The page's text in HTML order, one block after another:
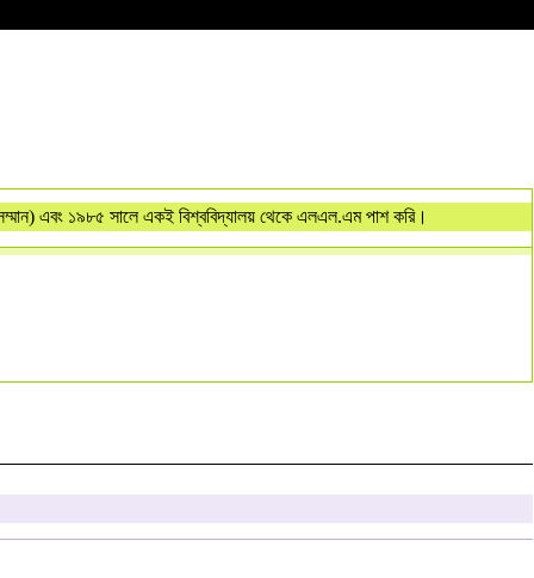
এবং ১৯৮৫ সালে একই বিশ্ববিদ্যালয় থেকে এলএল.এম পাশ করি।